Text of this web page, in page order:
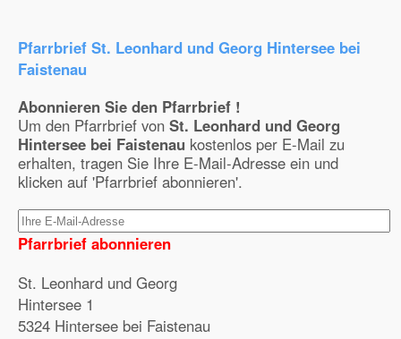
Pfarrbrief St. Leonhard und Georg Hintersee bei
Faistenau
Abonnieren Sie den Pfarrbrief !
Um den Pfarrbrief von St. Leonhard und Georg
Hintersee bei Faistenau kostenlos per E-Mail zu
erhalten, tragen Sie Ihre E-Mail-Adresse ein und
klicken auf 'Pfarrbrief abonnieren'.
Pfarrbrief abonnieren
St. Leonhard und Georg
Hintersee 1
5324 Hintersee bei Faistenau